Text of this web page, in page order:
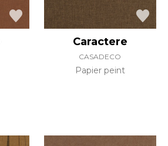
Caractere
CASADECO
Papier peint